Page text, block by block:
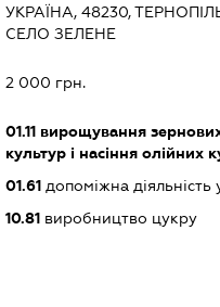
УКРАЇНА, 48230,
СЕЛО ЗЕЛЕНЕ
2 000 грн.
01.11вирощування
культур і насіння олійних
01.61допоміжна діяльність
10.81виробництво цукру